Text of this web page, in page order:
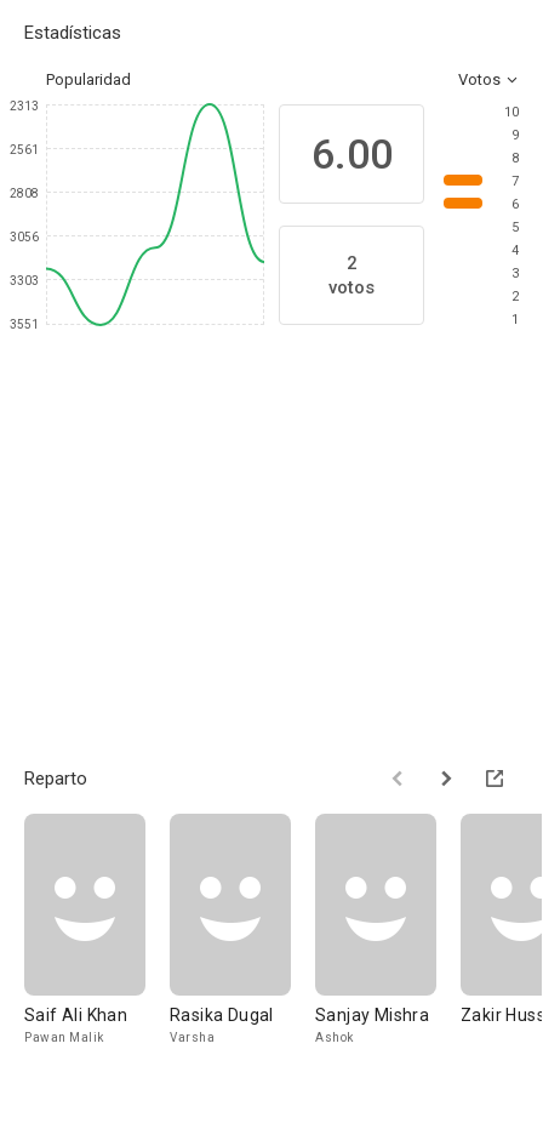
Estadísticas
Popularidad Votos
2313
2561
2808
3056
3303
3551
6.00
2
votos
10
9
8
7
6
5
4
3
2
1
Reparto
Saif Ali Khan
Pawan Malik
Rasika Dugal
Varsha
Sanjay Mishra
Ashok
Zakir